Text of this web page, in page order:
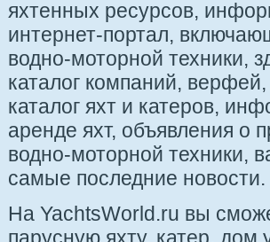
яхтенных ресурсов,
интернет-портал,
водно-моторной техники,
каталог компаний,
каталог яхт и катеров,
аренде яхт, объявления о
водно-моторной техники,
самые последние новости.
На YachtsWorld.ru вы